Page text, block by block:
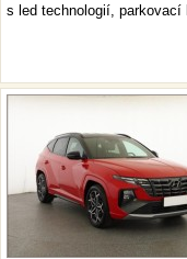
s led technologií,